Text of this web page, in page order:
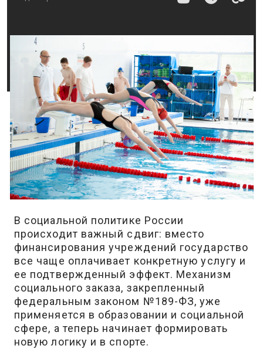
В социальной политике России
происходит важный сдвиг: вместо
финансирования учреждений государство
все чаще оплачивает конкретную услугу и
ее подтвержденный эффект. Механизм
социального заказа, закрепленный
федеральным законом №189-ФЗ, уже
применяется в образовании и социальной
сфере, а теперь начинает формировать
новую логику и в спорте.